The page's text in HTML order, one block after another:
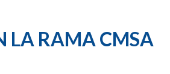
LA RAMA CMSA